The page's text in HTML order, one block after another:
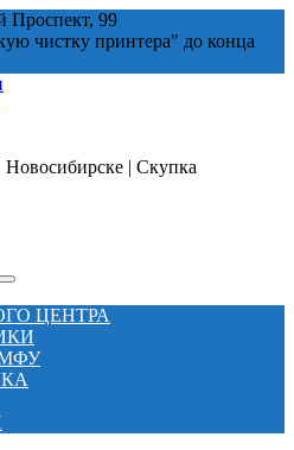
Проспект, 99
чистку принтера" до конца
| Скупка
ЦЕНТРА